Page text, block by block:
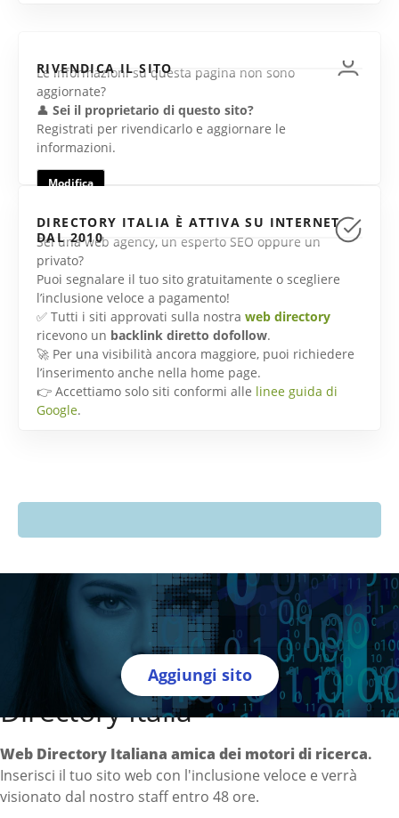
RIVENDICA IL SITO
Le informazioni su questa pagina non sono
aggiornate?
👤 Sei il proprietario di questo sito?
Registrati per rivendicarlo e aggiornare le
informazioni.
Modifica
DIRECTORY ITALIA È ATTIVA SU INTERNET
DAL 2010
Sei una web agency, un esperto SEO oppure un
privato?
Puoi segnalare il tuo sito gratuitamente o scegliere
l’inclusione veloce a pagamento!
✅ Tutti i siti approvati sulla nostra web directory
ricevono un backlink diretto dofollow.
🚀 Per una visibilità ancora maggiore, puoi richiedere
l’inserimento anche nella home page.
👉 Accettiamo solo siti conformi alle linee guida di
Google.
Aggiungi sito
Directory Italia
Web Directory Italiana amica dei motori di ricerca.
Inserisci il tuo sito web con l'inclusione veloce e verrà
visionato dal nostro staff entro 48 ore.